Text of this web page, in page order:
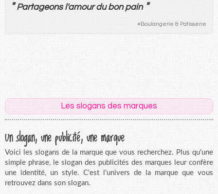
" Partageonsl'amour du bon pain "
#Boulangerie & Patisserie
Les slogans des marques
Un slogan, une publicité, une marque
Voici les slogans de la marque que vous recherchez. Plus qu'une
simple phrase, le slogan des publicités des marques leur confère
une identité, un style. C'est l'univers de la marque que vous
retrouvez dans son slogan.